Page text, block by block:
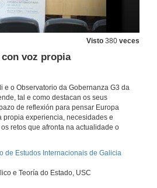
Visto 380 veces
voz propia
e o Observatorio da Gobernanza G3 da
tal e como destacan os seus
de reflexión para pensar Europa
propia experiencia, necesidades e
retos que afronta na actualidade o
de Estudos Internacionais de Galicia
e Teoría do Estado, USC
Intervención de D. Celso Cancela Outeda
19 de set. de 2017
19 de set. de 2017
Intervención de D. Albino Prada